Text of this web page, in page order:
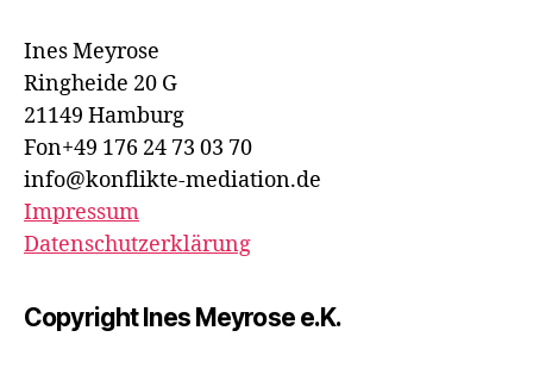
Ines Meyrose
Ringheide 20 G
21149 Hamburg
Fon+49 176 24 73 03 70
info@konflikte-mediation.de
Impressum
Datenschutzerklärung
Copyright Ines Meyrose e.K.